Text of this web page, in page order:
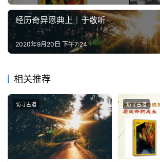
经历奇异恩典上｜于敬听
2020年9月20日 下午7:24
相关推荐
访寻古道 访寻古道